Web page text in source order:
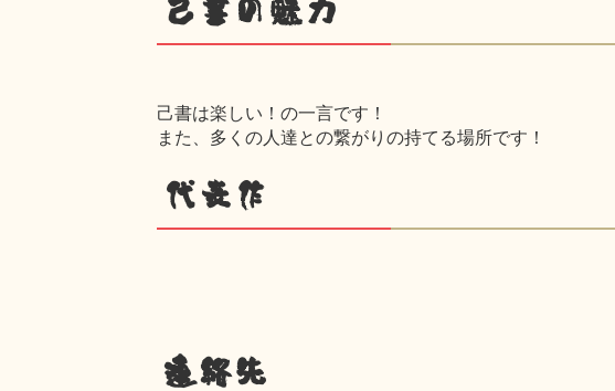
己書の魅力
己書は楽しい！の一言です！
また、多くの人達との繋がりの持てる場所です！
代表作
連絡先